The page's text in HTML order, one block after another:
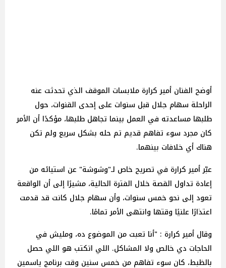
أوضح الفنان أمير كرارة ملابسات الموقف الذي تحدثت عنه
الراحلة سهام جلال قبل سنوات على إحدى القنوات، حول
طلبها مساعدته في العمل بينما تجاهل طلبها، مؤكدًا أن الأمر
كان مجرد سوء تفاهم قديم تم حله بشكل سريع ولم تكن
هناك أي خلافات بينهما.
عبّر أمير كرارة في تصريح خاص لـ"وشوشة" عن استيائه من
إعادة تداول القصة خلال الفترة الحالية، مشيرًا إلى أن الواقعة
تعود إلى نحو خمس سنوات، وأن سهام جلال كانت قد قدمت
اعتذارًا علنيًا وقتها وانتهى الأمر تمامًا.
وقال أمير كرارة : "أنا تعبت من الموضوع ده، ومليش في
الحاجات دي خالص ولا المشاكل. اللي اتكتب هو اللي حصل
بالظبط، كان سوء تفاهم من خمس سنين وقت برنامج ياسمين